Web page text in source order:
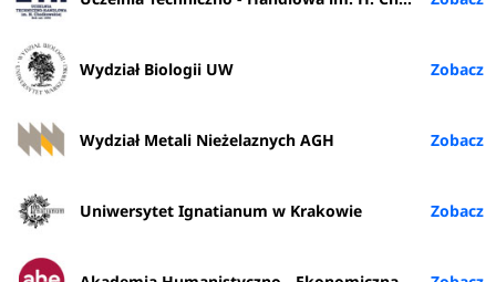
Wydział Biologii UW
Wydział Metali Nieżelaznych AGH
Uniwersytet Ignatianum w Krakowie